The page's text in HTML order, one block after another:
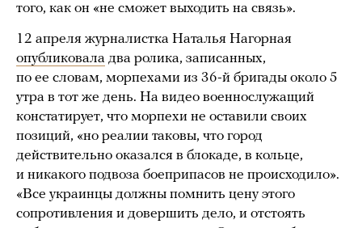
того, как он «не сможет выходить на связь».
12 апреля журналистка Наталья Нагорная
опубликовала два ролика, записанных,
по ее словам, морпехами из 36-й бригады около 5
утра в тот же день. На видео военнослужащий
констатирует, что морпехи не оставили своих
позиций, «но реалии таковы, что город
действительно оказался в блокаде, в кольце,
и никакого подвоза боеприпасов не происходило».
«Все украинцы должны помнить цену этого
сопротивления и довершить дело, и отстоять